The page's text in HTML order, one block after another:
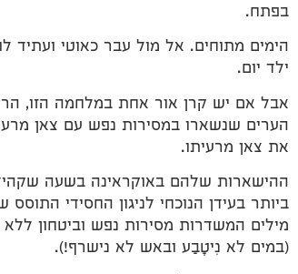
בפתח.
הימים מתוחים. אל מול עבר כאוטי ועתיד
ילד יום.
אבל אם יש קרן אור אחת במלחמה הזו,
הערים שנשארו במסירות נפש עם צאן
את צאן מרעיתו.
ההישארות שלהם באוקראינה בשעה
ביותר בעידן הנוכחי לניגון החסידי
מילים המשדרות מסירות נפש וביטחון ללא
(במים לא נִיטָבַע ובאש לא נישרף!).